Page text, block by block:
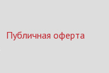
Публичная оферта